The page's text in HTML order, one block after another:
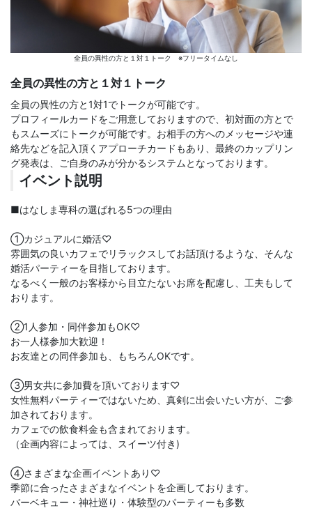
全員の異性の方と１対１トーク ※フリータイムなし
全員の異性の方と１対１トーク
全員の異性の方と1対1でトークが可能です。
プロフィールカードをご用意しておりますので、初対面の方とで
もスムーズにトークが可能です。お相手の方へのメッセージや連
絡先などを記入頂くアプローチカードもあり、最終のカップリン
グ発表は、ご自身のみが分かるシステムとなっております。
イベント説明
■はなしま専科の選ばれる5つの理由
①カジュアルに婚活♡
雰囲気の良いカフェでリラックスしてお話頂けるような、そんな
婚活パーティーを目指しております。
なるべく一般のお客様から目立たないお席を配慮し、工夫もして
おります。
②1人参加・同伴参加もOK♡
お一人様参加大歓迎！
お友達との同伴参加も、もちろんOKです。
③男女共に参加費を頂いております♡
女性無料パーティーではないため、真剣に出会いたい方が、ご参
加されております。
カフェでの飲食料金も含まれております。
（企画内容によっては、スイーツ付き)
④さまざまな企画イベントあり♡
季節に合ったさまざまなイベントを企画しております。
バーベキュー・神社巡り・体験型のパーティーも多数